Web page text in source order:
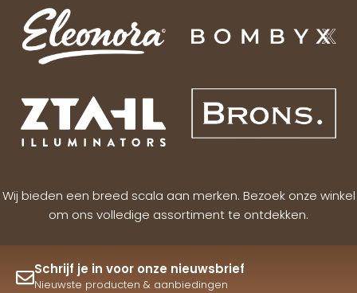
Wij bieden een breed scala aan merken. Bezoek onze winkel
om ons volledige assortiment te ontdekken.
Schrijf je in voor onze nieuwsbrief
Nieuwste producten & aanbiedingen